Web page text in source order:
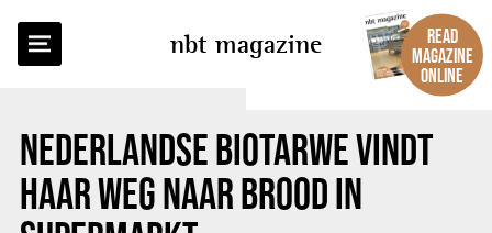
nbt magazine
READ
MAGAZINE
ONLINE
NEDERLANDSE BIOTARWE VINDT
HAAR WEG NAAR BROOD IN
BACK TO OVERVIEW